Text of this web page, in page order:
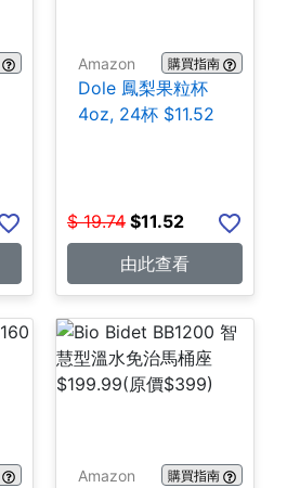
Amazon 購買指南
Dole 鳳梨果粒杯
4oz, 24杯 $11.52
$ 19.74 $11.52
由此查看
Amazon 購買指南